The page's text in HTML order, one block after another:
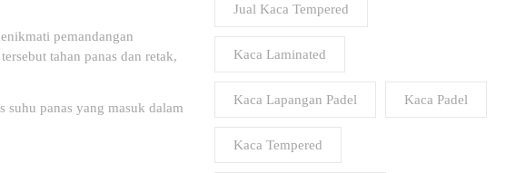
pemandangan
tahan panas dan retak,
panas yang masuk dalam
Jual Kaca Tempered
Kaca Laminated
Kaca Lapangan Padel Kaca Padel
Kaca Tempered